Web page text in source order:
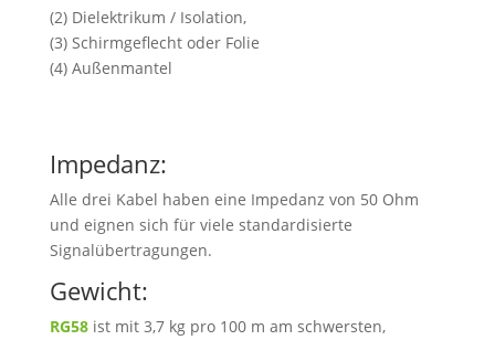
(2) Dielektrikum / Isolation,
(3) Schirmgeflecht oder Folie
(4) Außenmantel
Impedanz:
Alle drei Kabel haben eine Impedanz von 50 Ohm
und eignen sich für viele standardisierte
Signalübertragungen.
Gewicht:
RG58ist mit 3,7 kg pro 100 m am schwersten,